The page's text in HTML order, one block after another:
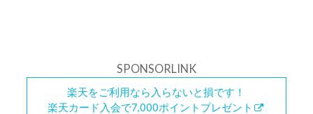
SPONSORLINK
楽天をご利用なら入らないと損です！
楽天カード入会で7,000ポイントプレゼント